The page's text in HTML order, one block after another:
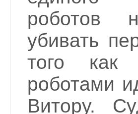
роботов
убивать
того как
роботами
Витору.